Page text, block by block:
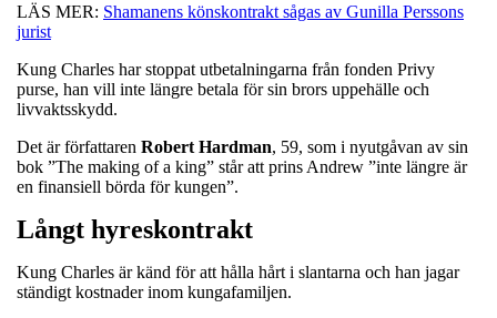
LÄS MER: Shamanens könskontrakt sågas av Gunilla Perssons
jurist
Kung Charles har stoppat utbetalningarna från fonden Privy
purse, han vill inte längre betala för sin brors uppehälle och
livvaktsskydd.
Det är författaren Robert Hardman, 59, som i nyutgåvan av sin
bok ”The making of a king” står att prins Andrew ”inte längre är
en finansiell börda för kungen”.
Långt hyreskontrakt
Kung Charles är känd för att hålla hårt i slantarna och han jagar
ständigt kostnader inom kungafamiljen.